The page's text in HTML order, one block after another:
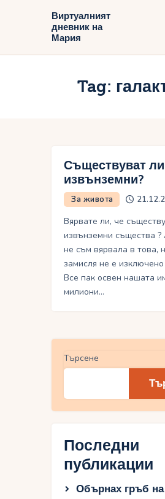
Виртуалният
дневник на
Мария
Tag:
Виртуалният
Блог
Съществуват ли
извънземни?
За живота
Вярвате ли, че
извънземни същества ?
не съм вярвала в това,
замисля не е
Все пак освен нашата
милиони…
Търсене
Последни
публикации
Обърнах гръб на